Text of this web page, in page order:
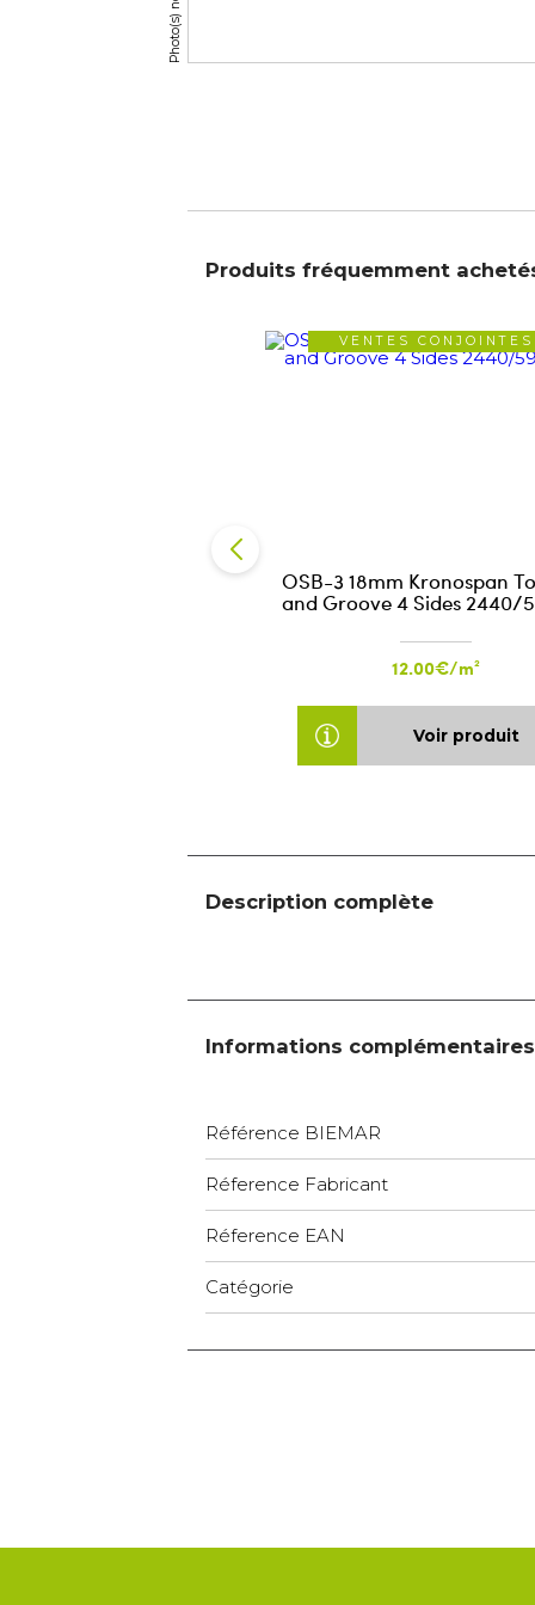
Produits fréquemment
VENTES CONJOINTES
OSB-3 18mm Kronospan
and Groove 4 Sides 2440/
12.00€/m²
Voir produit
Description complète
Informations complémentaires
Référence BIEMAR
Réference Fabricant
Réference EAN
Catégorie